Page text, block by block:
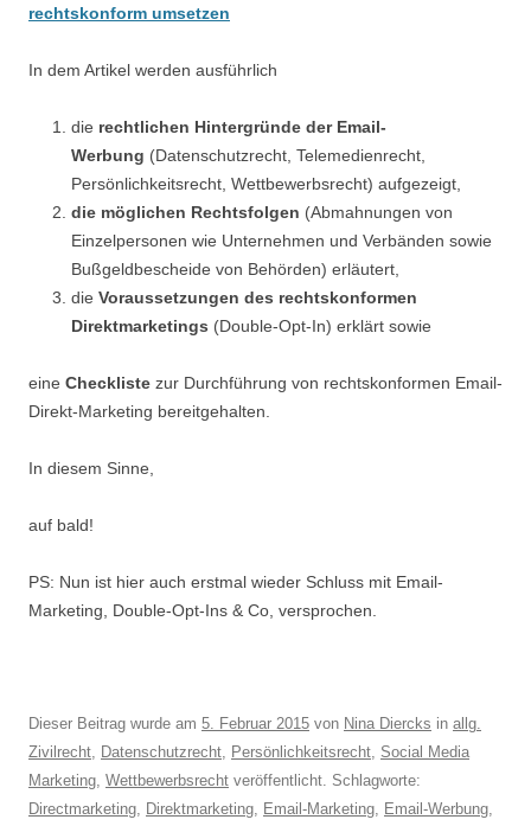
rechtskonform umsetzen
In dem Artikel werden ausführlich
die rechtlichen Hintergründe der Email-
Werbung (Datenschutzrecht, Telemedienrecht,
Persönlichkeitsrecht, Wettbewerbsrecht) aufgezeigt,
die möglichen Rechtsfolgen (Abmahnungen von
Einzelpersonen wie Unternehmen und Verbänden sowie
Bußgeldbescheide von Behörden) erläutert,
die Voraussetzungen des rechtskonformen
Direktmarketings (Double-Opt-In) erklärt sowie
eine Checkliste zur Durchführung von rechtskonformen Email-
Direkt-Marketing bereitgehalten.
In diesem Sinne,
auf bald!
PS: Nun ist hier auch erstmal wieder Schluss mit Email-
Marketing, Double-Opt-Ins & Co, versprochen.
Dieser Beitrag wurde am 5. Februar 2015 von Nina Diercks in allg.
Zivilrecht, Datenschutzrecht, Persönlichkeitsrecht, Social Media
Marketing, Wettbewerbsrecht veröffentlicht. Schlagworte:
Directmarketing, Direktmarketing, Email-Marketing, Email-Werbung,